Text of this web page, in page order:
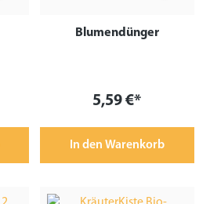
Blumendünger
5,59 €*
In den Warenkorb